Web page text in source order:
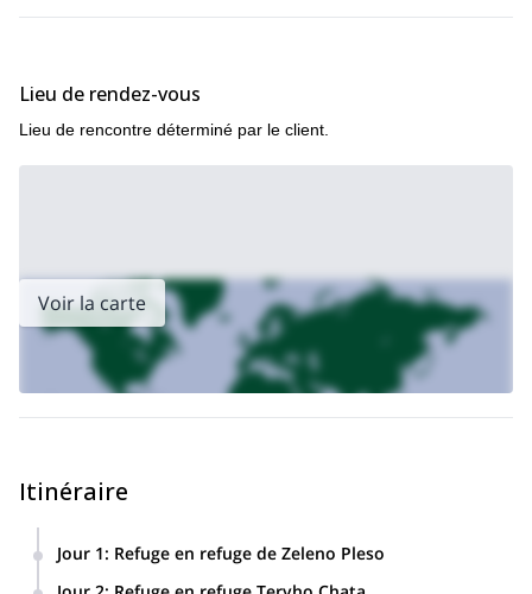
Lieu de rendez-vous
Lieu de rencontre déterminé par le client.
Voir la carte
Itinéraire
Jour 1: Refuge en refuge de Zeleno Pleso